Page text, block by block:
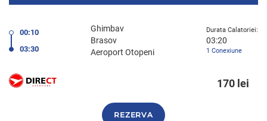
00:10
03:30
Ghimbav
Brasov
Aeroport Otopeni
Durata Calatoriei:
03:20
1 Conexiune
170 lei
REZERVA